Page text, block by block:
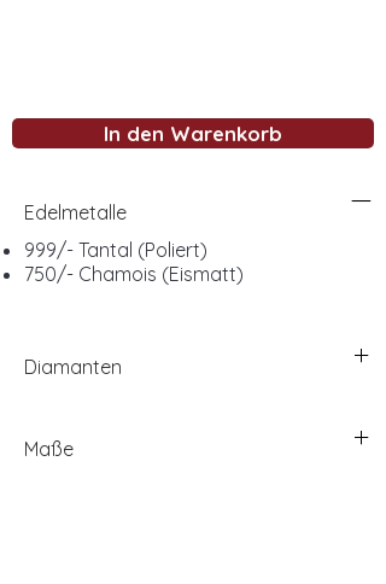
In den Warenkorb
Edelmetalle
999/- Tantal (Poliert)
750/- Chamois (Eismatt)
Diamanten
Maße